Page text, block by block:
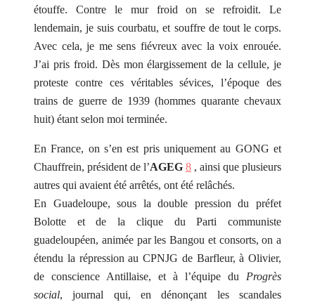
étouffe. Contre le mur froid on se refroidit. Le
lendemain, je suis courbatu, et souffre de tout le corps.
Avec cela, je me sens fiévreux avec la voix enrouée.
J’ai pris froid. Dès mon élargissement de la cellule, je
proteste contre ces véritables sévices, l’époque des
trains de guerre de 1939 (hommes quarante chevaux
huit) étant selon moi terminée.
En France, on s’en est pris uniquement au GONG et
Chauffrein, président de l’AGEG 8 , ainsi que plusieurs
autres qui avaient été arrêtés, ont été relâchés.
En Guadeloupe, sous la double pression du préfet
Bolotte et de la clique du Parti communiste
guadeloupéen, animée par les Bangou et consorts, on a
étendu la répression au CPNJG de Barfleur, à Olivier,
de conscience Antillaise, et à l’équipe du Progrès
social, journal qui, en dénonçant les scandales